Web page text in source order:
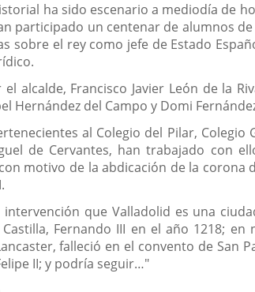
ha sido escenario a mediodía de
participado un centenar de alumnos
sobre el rey como jefe de Estado
alcalde, Francisco Javier León de la
Hernández del Campo y Domi
al Colegio del Pilar,
de Cervantes, han trabajado con
motivo de la abdicación de la corona
que Valladolid es una
Fernando III en el año 1218;
falleció en el convento de San
II; y podría seguir…"